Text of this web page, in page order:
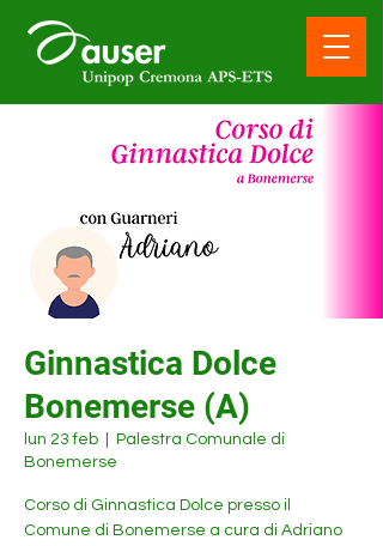
Ginnastica Dolce
Bonemerse (A)
lun 23 feb
Palestra Comunale di
Bonemerse
Corso di Ginnastica Dolce presso il
Comune di Bonemerse a cura di Adriano